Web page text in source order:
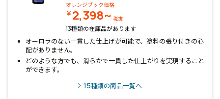
オレンジブック価格
￥2,398~ 税抜
13種類の在庫品があります
オーロラのない一貫した仕上げが可能で、塗料の張り付きの心
配がありません。
どのような方でも、滑らかで一貫した仕上がりを実現すること
ができます。
15種類の商品一覧へ